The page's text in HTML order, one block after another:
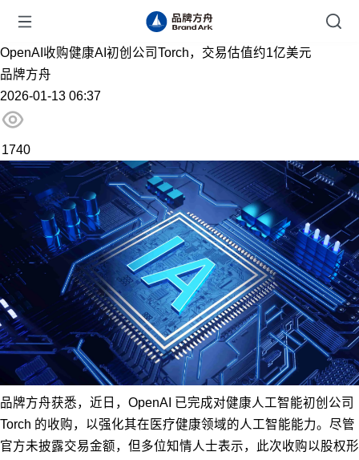
OpenAI收购健康AI初创公司Torch，交易估值约1亿美元
品牌方舟
2026-01-13 06:37
1740
品牌方舟获悉，近日，OpenAI 已完成对健康人工智能初创公司
Torch 的收购，以强化其在医疗健康领域的人工智能能力。尽管
官方未披露交易金额，但多位知情人士表示，此次收购以股权形